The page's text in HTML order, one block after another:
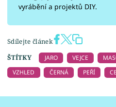
vyrábění a projektů DIY.
Sdílejte článek
ŠTÍTKY
JARO VEJCE
VZHLED
ČERNÁ PEŘÍ